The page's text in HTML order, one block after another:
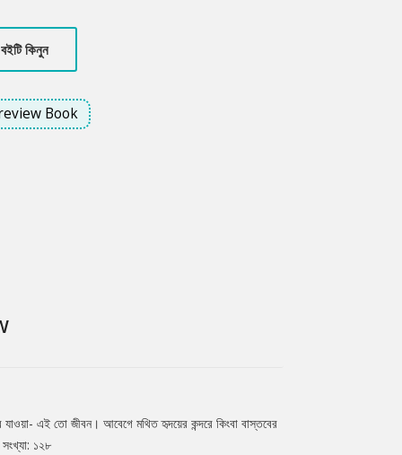
বইটি কিনুন
Book
এই তো জীবন। আবেগে মথিত হৃদয়ের কন্দরে কিংবা বাস্তবের
১২৮